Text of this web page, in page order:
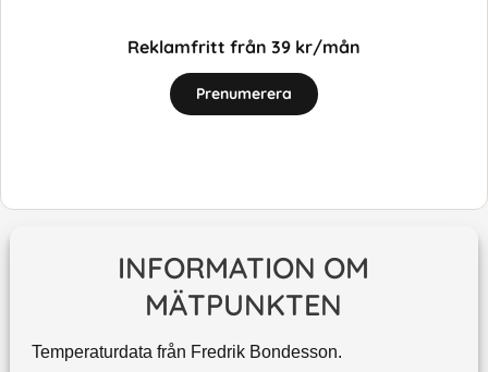
Reklamfritt från 39 kr/mån
Prenumerera
INFORMATION OM
MÄTPUNKTEN
Temperaturdata från Fredrik Bondesson.